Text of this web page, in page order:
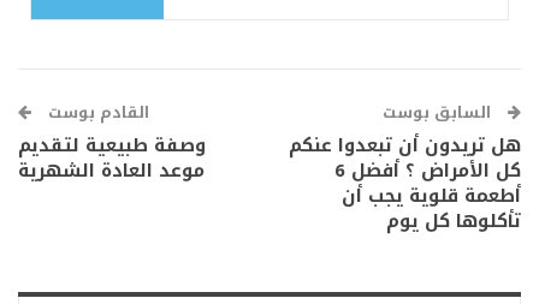
السابق بوست
هل تريدون أن تبعدوا عنكم
كل الأمراض ؟ أفضل 6
أطعمة قلوية يجب أن
تأكلوها كل يوم
القادم بوست
وصفة طبيعية لتقديم
موعد العادة الشهرية